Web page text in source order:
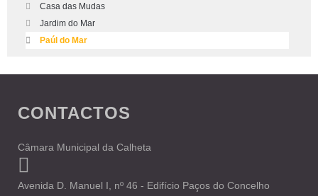
Casa das Mudas
Jardim do Mar
Paúl do Mar
CONTACTOS
Câmara Municipal da Calheta
Avenida D. Manuel I, nº 46 - Edifício Paços do Concelho